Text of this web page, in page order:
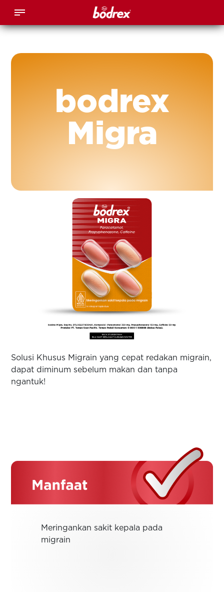
bodrex
Migra
Solusi Khusus Migrain yang cepat redakan migrain,
dapat diminum sebelum makan dan tanpa
ngantuk!
Meringankan sakit kepala pada
migrain